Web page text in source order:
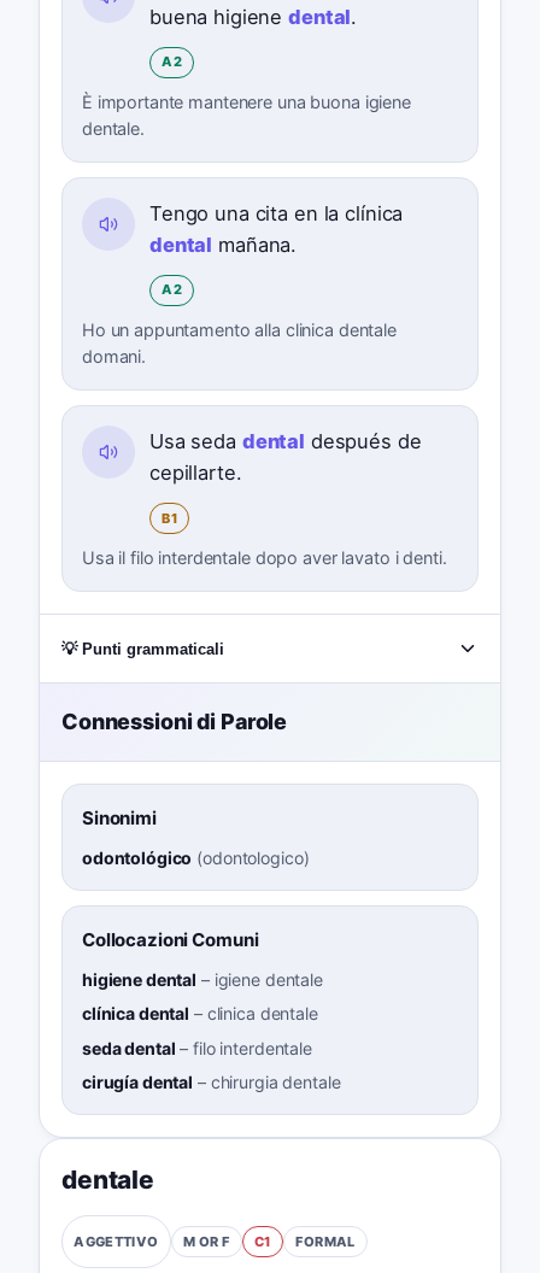
buena higienedental.
A2
È importante mantenere una buona igiene
dentale.
Tengo una cita en la clínica
dental mañana.
A2
Ho un appuntamento alla clinica dentale
domani.
Usa seda dental después de
cepillarte.
B1
Usa il filo interdentale dopo aver lavato i denti.
💡 Punti grammaticali
Connessioni di Parole
Sinonimi
odontológico (odontologico)
Collocazioni Comuni
higiene dental – igiene dentale
clínica dental – clinica dentale
seda dental –filo interdentale
cirugía dental – chirurgia dentale
dentale
AGGETTIVO M OR F C1 FORMAL